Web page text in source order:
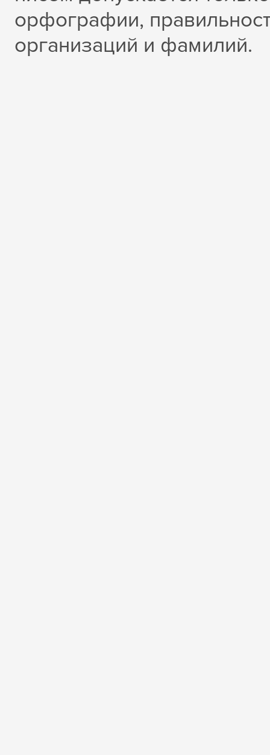
орфографии,
организаций и фамилий.